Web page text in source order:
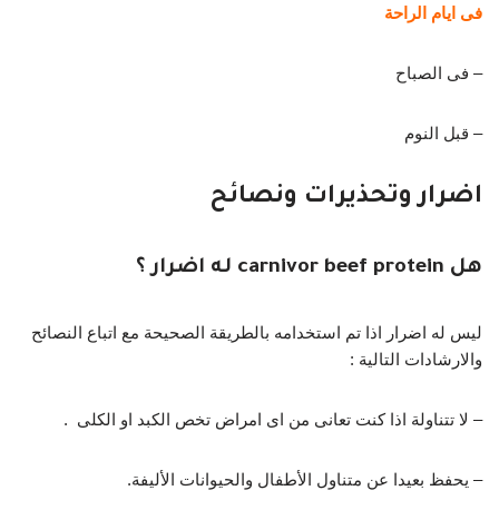
فى ايام الراحة
– فى الصباح
– قبل النوم
اضرار وتحذيرات ونصائح
هل carnivor beef protein له اضرار ؟
ليس له اضرار اذا تم استخدامه بالطريقة الصحيحة مع اتباع النصائح
والارشادات التالية :
– لا تتناولة اذا كنت تعانى من اى امراض تخص الكبد او الكلى .
– يحفظ بعيدا عن متناول الأطفال والحيوانات الأليفة.